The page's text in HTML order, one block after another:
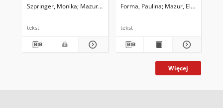
zachowania ryzykowne
Szpringer, Monika Mazur, Eliza Laurman-Jarząbek, Edyta
tekst
Forma, Paulina Mazur, Eliza
tekst
Więcej